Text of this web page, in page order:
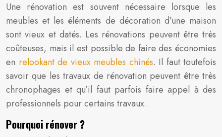
Une rénovation est souvent nécessaire lorsque les
meubles et les éléments de décoration d’une maison
sont vieux et datés. Les rénovations peuvent être très
coûteuses, mais il est possible de faire des économies
en relookant de vieux meubles chinés. Il faut toutefois
savoir que les travaux de rénovation peuvent être très
chronophages et qu’il faut parfois faire appel à des
professionnels pour certains travaux.
Pourquoi rénover ?